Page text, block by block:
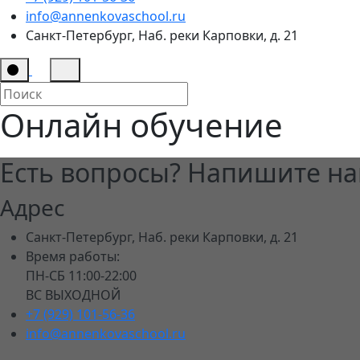
info@annenkovaschool.ru
Санкт-Петербург, Наб. реки Карповки, д. 21
Онлайн обучение
Есть вопросы? Напишите
Адрес
Санкт-Петербург, Наб. реки Карповки, д. 21
Время работы:
ПН-СБ 11:00-22:00
ВС ВЫХОДНОЙ
+7 (929) 101-56-36
info@annenkovaschool.ru